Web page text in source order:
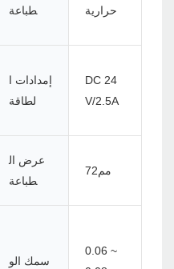
طباعة
حرارية
إمدادات ا
لطاقة
DC 24
V/2.5A
عرض ال
طباعة
مم72
سمك الو
0.06 ~